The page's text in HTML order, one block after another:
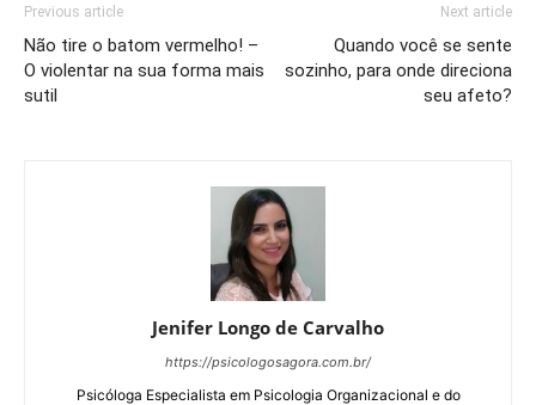
Previous article
Não tire o batom vermelho! –
O violentar na sua forma mais
sutil
Next article
Quando você se sente
sozinho, para onde direciona
seu afeto?
Jenifer Longo de Carvalho
https://psicologosagora.com.br/
Psicóloga Especialista em Psicologia Organizacional e do